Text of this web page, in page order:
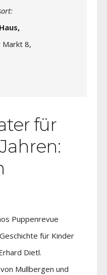
8,
für
Puppenrevue
für Kinder
Dietl.
Mullbergen und